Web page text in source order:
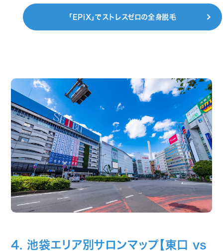
「EPiX」でストレスゼロの全身脱毛
4. 池袋エリア別サロンマップ【東口 vs